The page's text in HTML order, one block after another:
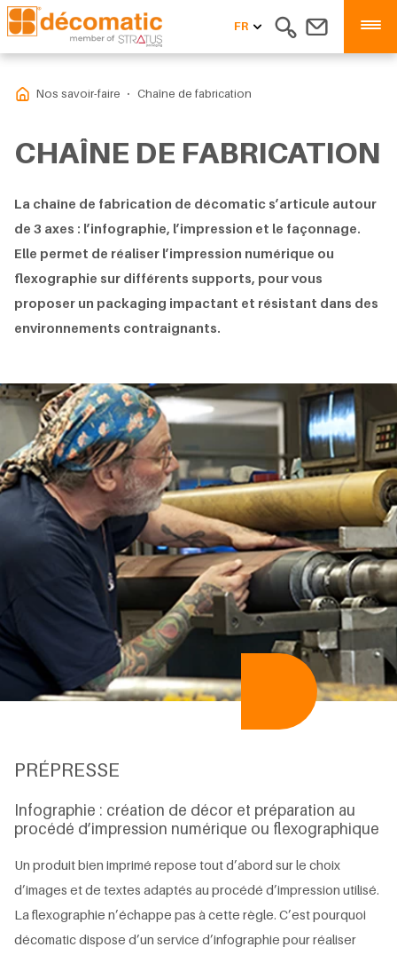
FR
Nos savoir-faire Chaîne de fabrication
CHAÎNE DE FABRICATION
La chaîne de fabrication de décomatic s’articule autour
de 3 axes : l’infographie, l’impression et le façonnage.
Elle permet de réaliser l’impression numérique ou
flexographie sur différents supports, pour vous
proposer un packaging impactant et résistant dans des
environnements contraignants.
PRÉPRESSE
Infographie : création de décor et préparation au
procédé d’impression numérique ou flexographique
Un produit bien imprimé repose tout d’abord sur le choix
d’images et de textes adaptés au procédé d’impression utilisé.
La flexographie n’échappe pas à cette règle. C’est pourquoi
décomatic dispose d’un service d’infographie pour réaliser